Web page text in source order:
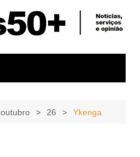
outubro 26 Ykenga